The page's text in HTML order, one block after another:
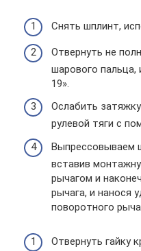
Снять шплинт,
Отвернуть не
шарового пальца,
19».
Ослабить
рулевой тяги с
Выпрессовываем
вставив
рычагом и
рычага, и нанося
поворотного
Отвернуть гайку